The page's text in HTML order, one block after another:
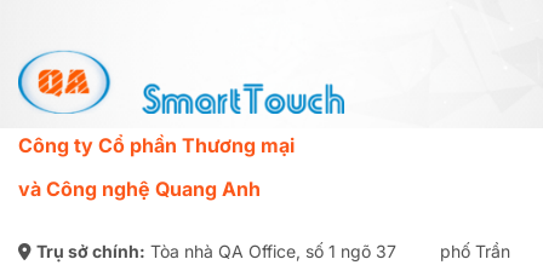
Công ty Cổ phần Thương mại
và Công nghệ Quang Anh
Trụ sở chính: Tòa nhà QA Office, số 1 ngõ 37 phố Trần